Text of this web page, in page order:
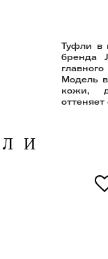
Туфли в
бренда
Модель
кожи,